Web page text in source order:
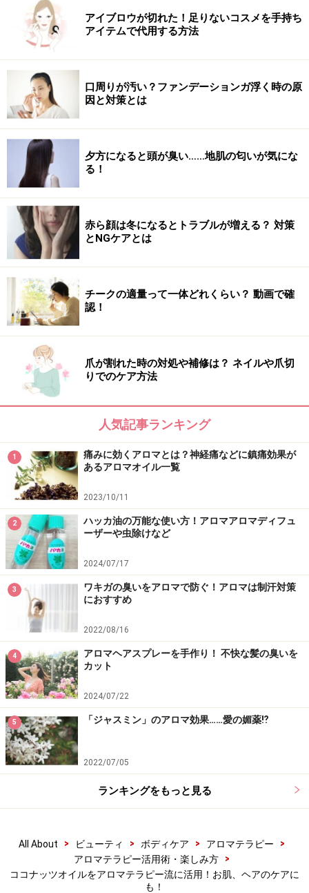
も体脂肪にならず、脂肪を燃焼するための燃料にもなる
といわれていることからも、ダイエットにも役立つと言
われています。
また、昔から髪に役立つといわれ、ヘアケア製品の材料
としても重宝されています。熱帯地方の民族は、幼少時
や脱毛が少ないと言われているそうです。また、天然の
日焼け止め効果ものぞめ、SPF5程度の効果があります。
＜参考文献＞『アロマオイルとマッサージの為のキャリ
アオイル事典』 レン・プライス、シャーリー・プライ
ス、イアン・スミス著 翻訳 ケイ佐藤
皮膚からココナッツオイルを摂取するメカ
ニズム
室温17℃～20℃では液体と固体が混ざった状態
皮膚は皮脂で覆われています。植物油など「脂」は科学
的に脂溶性の物質なので、これら脂は脂（油）に溶ける
性質があります。よって、植物の「脂」であるココナッ
ツオイルは、人間の「脂」に溶けて体に吸収されます。
そういう「脂」の化学的性質を活用しているのが「アロ
マテラピートリートメント」です。アロマオイル（精
油）も脂溶性の物質なので、植物油に溶けて希釈され
て、皮膚に擦りこむことで植物油と一緒に皮膚から吸収
されるというメカニズムです。
植物油は食べられるものもありますが、アロマオイル
（精油）は口から摂取できません。しかし、皮膚からは
摂取できるので植物油に混ぜてセラピーを行うのがアロ
マテラピートリートメントの理論の1つとなっていま
す。
ココナッツオイルのアロマテラピー流に活
用1. 塗るだけ
スプーンで適量をすくって、まずは体に塗ってみよう！
一般的に、ココナッツオイルは1日大さじ2杯分を摂取す
アイブロウが切れた！足りないコスメを手持ち
アイテムで代用する方法
口周りが汚い？ファンデーションガ浮く時の原
因と対策とは
夕方になると頭が臭い……地肌の匂いが気にな
る！
赤ら顔は冬になるとトラブルが増える？ 対策
とNGケアとは
チークの適量って一体どれくらい？ 動画で確
認！
爪が割れた時の対処や補修は？ ネイルや爪切
りでのケア方法
人気記事ランキング
1
痛みに効くアロマとは？神経痛などに鎮痛効果が
あるアロマオイル一覧
2023/10/11
2
ハッカ油の万能な使い方！アロマアロマディフュ
ーザーや虫除けなど
2024/07/17
3
ワキガの臭いをアロマで防ぐ！アロマは制汗対策
におすすめ
2022/08/16
4
アロマヘアスプレーを手作り！ 不快な髪の臭いを
カット
2024/07/22
5 「ジャスミン」のアロマ効果……愛の媚薬⁉
2022/07/05
ランキングをもっと見る
All About > ビューティ > ボディケア > アロマテラピー
>
アロマテラピー活用術・楽しみ方
>
ココナッツオイルをアロマテラピー流に活用！お肌、ヘアのケアに
も！